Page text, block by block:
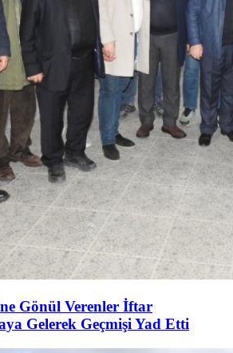
Gönül Verenler İftar
Gelerek Geçmişi Yad Etti